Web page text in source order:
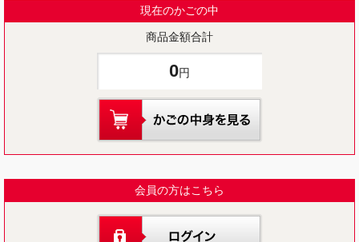
現在のかごの中
商品金額合計
0円
会員の方はこちら